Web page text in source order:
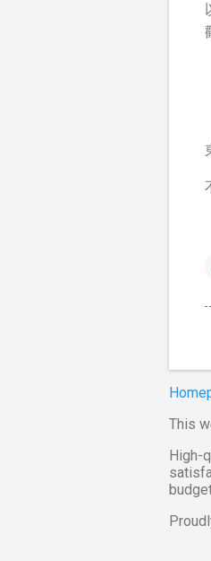
This
High-